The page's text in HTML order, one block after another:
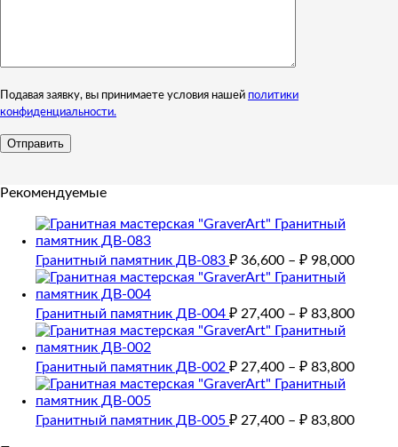
Подавая заявку, вы принимаете условия нашей политики
конфиденциальности.
Рекомендуемые
Гранитный памятник ДВ-083 ₽ 36,600 – ₽ 98,000
Гранитный памятник ДВ-004 ₽ 27,400 – ₽ 83,800
Гранитный памятник ДВ-002 ₽ 27,400 – ₽ 83,800
Гранитный памятник ДВ-005 ₽ 27,400 – ₽ 83,800